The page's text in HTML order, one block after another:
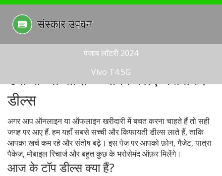
पंजाब लॉटरी 2024
Vivo T4 5G
डेरा सच्चा सौदा – आपके लिए भरोसेमंद
डील्स
अगर आप ऑनलाइन या ऑफलाइन खरीदारी में बचत करना चाहते हैं तो सही
जगह पर आए हैं. हम यहाँ सबसे सच्ची और किफायती डील्स लाते हैं, ताकि
आपका खर्च कम रहे और संतोष बढ़े। इस पेज पर आपको फ़ोन, गैजेट, यात्रा
पैकेज, मोबाइल रिचार्ज और बहुत कुछ के भरोसेमंद ऑफ़र मिलेंगे।
आज के टॉप डील्स क्या हैं?